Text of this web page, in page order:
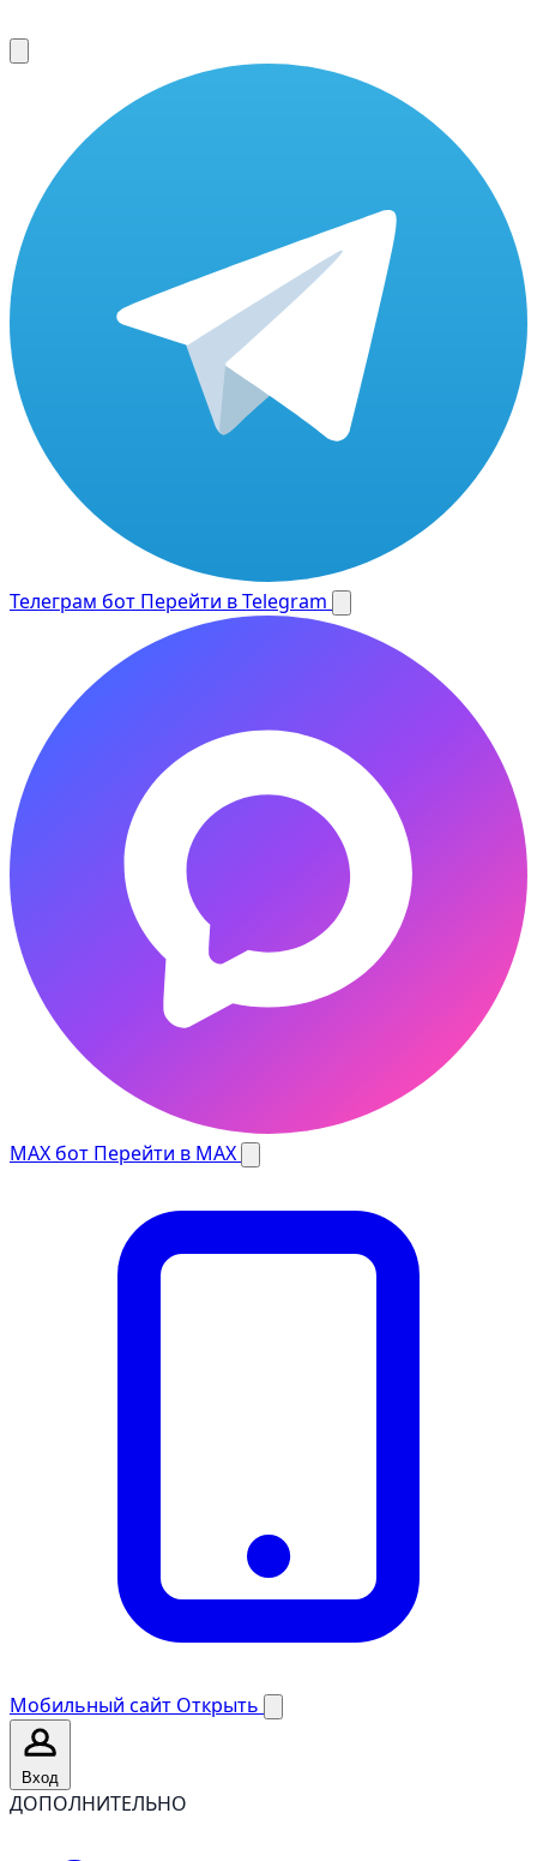
Телеграм бот Перейти в Telegram
MAX бот Перейти в MAX
Мобильный сайт Открыть
Вход
ДОПОЛНИТЕЛЬНО